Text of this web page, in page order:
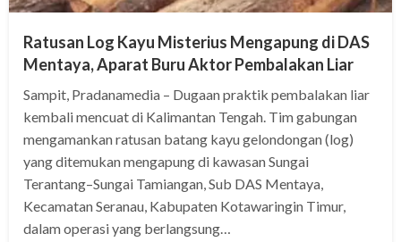
Ratusan Log Kayu Misterius Mengapung di DAS
Mentaya, Aparat Buru Aktor Pembalakan Liar
Sampit, Pradanamedia – Dugaan praktik pembalakan liar
kembali mencuat di Kalimantan Tengah. Tim gabungan
mengamankan ratusan batang kayu gelondongan (log)
yang ditemukan mengapung di kawasan Sungai
Terantang–Sungai Tamiangan, Sub DAS Mentaya,
Kecamatan Seranau, Kabupaten Kotawaringin Timur,
dalam operasi yang berlangsung…